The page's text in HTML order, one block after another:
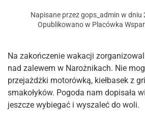
Napisane przezgops_admin w dniu
Opublikowano w Placówka
Na zakończenie wakacji
nad zalewem w Narożnikach. Nie
przejażdżki motorówką, kiełbasek z
smakołyków. Pogoda nam dopisała
jeszcze wybiegać i wyszaleć do woli.